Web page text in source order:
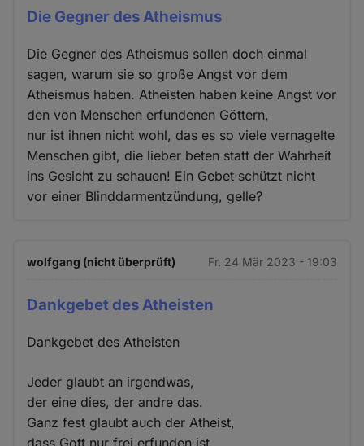
Die Gegner des Atheismus
Die Gegner des Atheismus sollen doch einmal
sagen, warum sie so große Angst vor dem
Atheismus haben. Atheisten haben keine Angst vor
den von Menschen erfundenen Göttern,
nur ist ihnen nicht wohl, das es so viele vernagelte
Menschen gibt, die lieber beten statt der Wahrheit
ins Gesicht zu schauen! Ein Gebet schützt nicht
vor einer Blinddarmentzündung, gelle?
wolfgang (nicht überprüft) Fr. 24 Mär 2023 - 19:03
Dankgebet des Atheisten
Dankgebet des Atheisten
Jeder glaubt an irgendwas,
der eine dies, der andre das.
Ganz fest glaubt auch der Atheist,
dass Gott nur frei erfunden ist.